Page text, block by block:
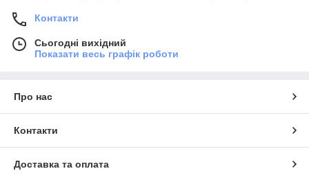
Контакти
Сьогодні вихідний
Показати весь графік роботи
Про нас
Контакти
Доставка та оплата